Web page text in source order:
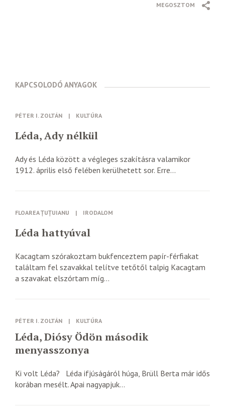
MEGOSZTOM
KAPCSOLODÓ ANYAGOK
PÉTER I. ZOLTÁN | KULTÚRA
Léda, Ady nélkül
Ady és Léda között a végleges szakításra valamikor
1912. április első felében kerülhetett sor. Erre...
FLOAREA ȚUȚUIANU | IRODALOM
Léda hattyúval
Kacagtam szórakoztam bukfenceztem papír-férfiakat
találtam fel szavakkal telítve tetőtől talpig Kacagtam
a szavakat elszórtam míg...
PÉTER I. ZOLTÁN | KULTÚRA
Léda, Diósy Ödön második
menyasszonya
Ki volt Léda? Léda ifjúságáról húga, Brüll Berta már idős
korában mesélt. Apai nagyapjuk...